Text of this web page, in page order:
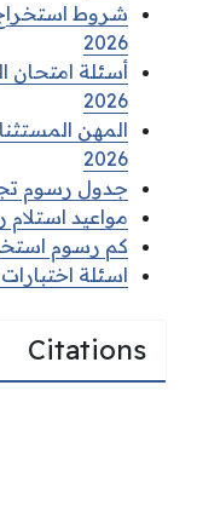
شروط
2026
أسئلة امتحان
2026
المهن
2026
جدول رسوم
مواعيد استلام
كم رسوم
اسئلة اختبارات
Citations